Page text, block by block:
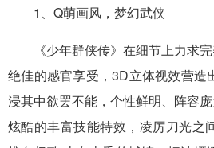
1、Q萌画风，梦幻武侠
《少年群侠传》在细节上力求完
绝佳的感官享受，3D立体视效营造
浸其中欲罢不能，个性鲜明、阵容
炫酷的丰富技能特效，凌厉刀光之